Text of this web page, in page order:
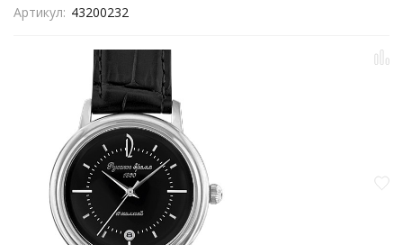
Артикул: 43200232